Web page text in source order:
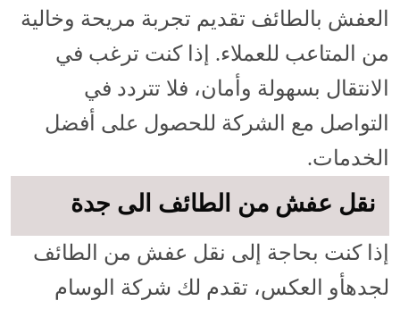
العفش بالطائف تقديم تجربة مريحة وخالية
من المتاعب للعملاء. إذا كنت ترغب في
الانتقال بسهولة وأمان، فلا تتردد في
التواصل مع الشركة للحصول على أفضل
الخدمات.
نقل عفش من الطائف الى جدة
إذا كنت بحاجة إلى نقل عفش من الطائف
لجدهأو العكس، تقدم لك شركة الوسام